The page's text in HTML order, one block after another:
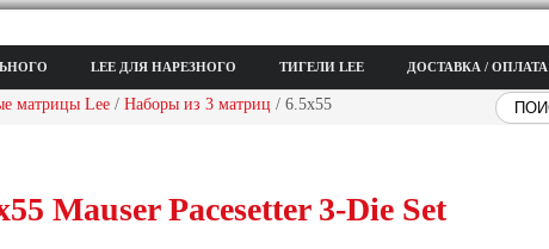
LEE ДЛЯ НАРЕЗНОГО ТИГЕЛИ LEE ДОСТАВКА / ОПЛАТА
матрицы Lee / Наборы из 3 матриц / 6.5x55
Mauser Pacesetter 3-Die Set